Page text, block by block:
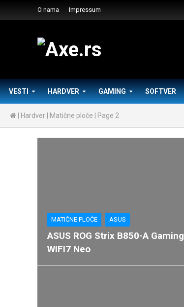
O nama Impressum
VESTI HARDVER GAMING SOFTVER
Hardver Matične ploče Page 2
MATIČNE PLOČE ASUS
ASUS ROG Strix B850-A Gaming
WIFI7 Neo